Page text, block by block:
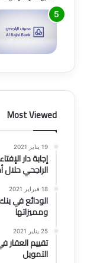
Most Viewed
19 يناير 2021
إجابة دار
الراجحي حلال
18 فبراير 2021
الودائع في
ومميزاتها
25 يناير 2021
تقييم
التمويل